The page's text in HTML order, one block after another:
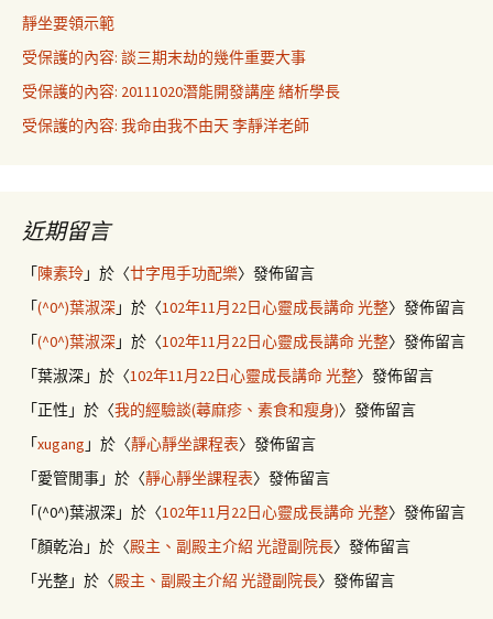
靜坐要領示範
受保護的內容: 談三期末劫的幾件重要大事
受保護的內容: 20111020潛能開發講座 緒析學長
受保護的內容: 我命由我不由天 李靜洋老師
近期留言
「陳素玲」於〈廿字甩手功配樂〉發佈留言
「(^0^)葉淑深」於〈102年11月22日心靈成長講命 光整〉發佈留言
「(^0^)葉淑深」於〈102年11月22日心靈成長講命 光整〉發佈留言
「葉淑深」於〈102年11月22日心靈成長講命 光整〉發佈留言
「正性 」於〈我的經驗談(蕁麻疹、素食和瘦身)〉發佈留言
「xugang 」於〈靜心靜坐課程表〉發佈留言
「愛管閒事」於〈靜心靜坐課程表〉發佈留言
「(^0^)葉淑深」於〈102年11月22日心靈成長講命 光整〉發佈留言
「顏乾治 」於〈殿主、副殿主介紹 光證副院長〉發佈留言
「光整」於〈殿主、副殿主介紹 光證副院長〉發佈留言